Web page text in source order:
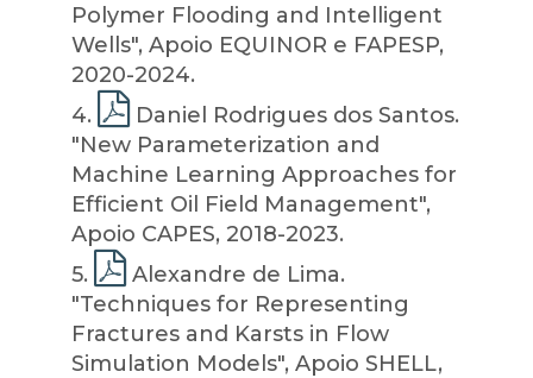
Polymer Flooding and Intelligent
Wells", Apoio EQUINOR e FAPESP,
2020-2024.
4.
Daniel Rodrigues dos Santos.
"New Parameterization and
Machine Learning Approaches for
Efficient Oil Field Management",
Apoio CAPES, 2018-2023.
5.
Alexandre de Lima.
"Techniques for Representing
Fractures and Karsts in Flow
Simulation Models", Apoio SHELL,